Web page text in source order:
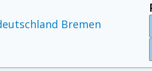
Bremen